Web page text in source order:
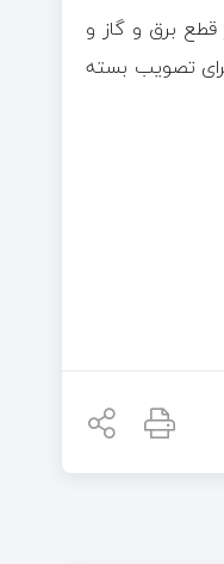
برق و گاز و
تصویب بسته